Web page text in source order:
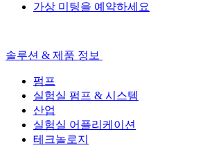
가상 미팅을 예약하세요
솔루션 & 제품 정보
펌프
실험실 펌프 & 시스템
산업
실험실 어플리케이션
테크놀로지